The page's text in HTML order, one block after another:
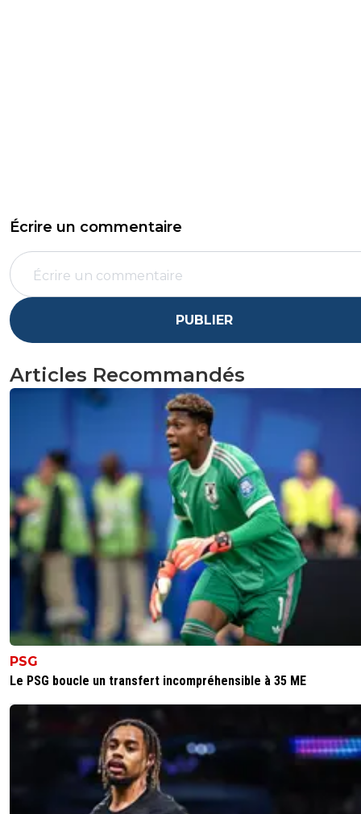
Écrire un commentaire
PUBLIER
Articles Recommandés
PSG
Le PSG boucle un transfert incompréhensible à 35 ME